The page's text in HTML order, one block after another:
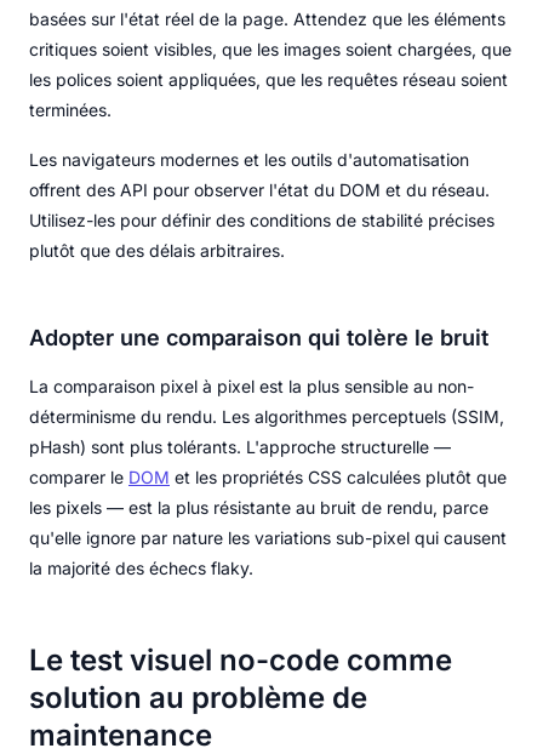
basées sur l'état réel de la page. Attendez que les éléments
critiques soient visibles, que les images soient chargées, que
les polices soient appliquées, que les requêtes réseau soient
terminées.
Les navigateurs modernes et les outils d'automatisation
offrent des API pour observer l'état du DOM et du réseau.
Utilisez-les pour définir des conditions de stabilité précises
plutôt que des délais arbitraires.
Adopter une comparaison qui tolère le bruit
La comparaison pixel à pixel est la plus sensible au non-
déterminisme du rendu. Les algorithmes perceptuels (SSIM,
pHash) sont plus tolérants. L'approche structurelle —
comparer le DOM et les propriétés CSS calculées plutôt que
les pixels — est la plus résistante au bruit de rendu, parce
qu'elle ignore par nature les variations sub-pixel qui causent
la majorité des échecs flaky.
Le test visuel no-code comme
solution au problème de
maintenance